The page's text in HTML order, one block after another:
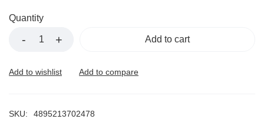
Quantity
Add to cart
SKU: 4895213702478